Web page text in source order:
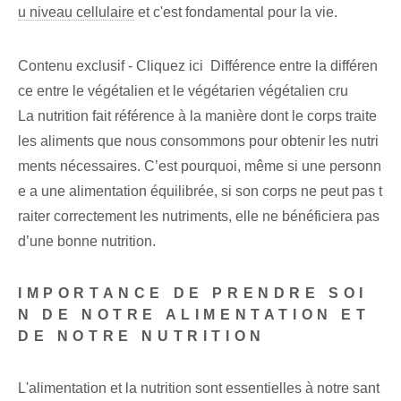
u niveau cellulaire et c'est fondamental pour la vie.
Contenu exclusif - Cliquez ici Différence entre la différen
ce entre le végétalien et le végétarien végétalien cru
La nutrition fait référence à la manière dont le corps traite
les aliments que nous consommons pour obtenir les nutri
ments nécessaires. C’est pourquoi, même si une personn
e a une alimentation équilibrée, si son corps ne peut pas t
raiter correctement les nutriments, elle ne bénéficiera pas
d’une bonne nutrition.
IMPORTANCE DE PRENDRE SOI
N DE NOTRE ALIMENTATION ET
DE NOTRE NUTRITION
L'alimentation et la nutrition sont essentielles à notre sant